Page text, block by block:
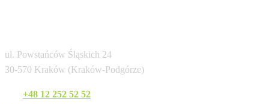
ul. Powstańców Śląskich 24
30-570 Kraków (Kraków-Podgórze)
+48 12 252 52 52